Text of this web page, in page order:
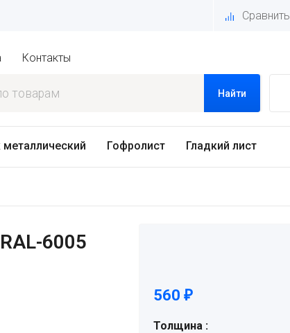
Сравнить
Контакты
Найти
Гофролист Гладкий лист
6005
560 ₽
Толщина :